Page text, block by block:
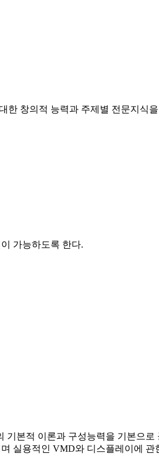
한 창의적 능력과 주제별 전문지식
가능하도록 한다.
기본적 이론과 구성능력을 기본으로
실용적인 VMD와 디스플레이에 관